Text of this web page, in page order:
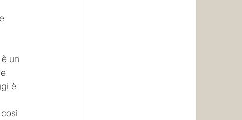
un
è